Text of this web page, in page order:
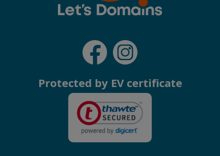
Protected by EV certificate